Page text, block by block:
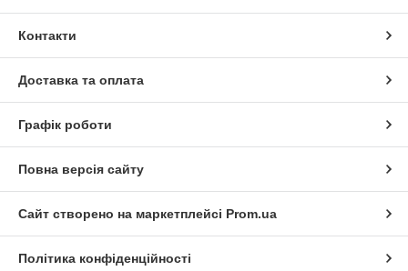
Контакти
Доставка та оплата
Графік роботи
Повна версія сайту
Сайт створено на маркетплейсі Prom.ua
Політика конфіденційності